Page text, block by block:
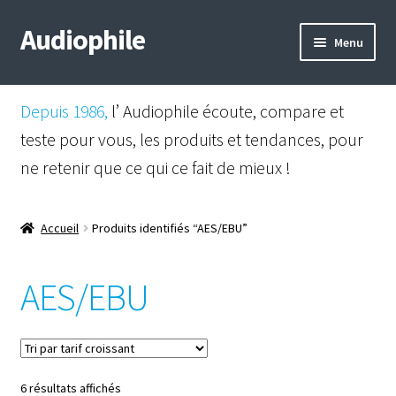
Aller
à
Aller
au
Audiophile Menu
Mail
Shop
Instagram
Facebook
Depuis 1986, l’ Audiophile écoute, compare et
teste pour vous, les produits et tendances, pour
ne retenir que ce qui ce fait de mieux !
Accueil Produits identifiés “AES/EBU”
AES/EBU
6 résultats affichésTrié